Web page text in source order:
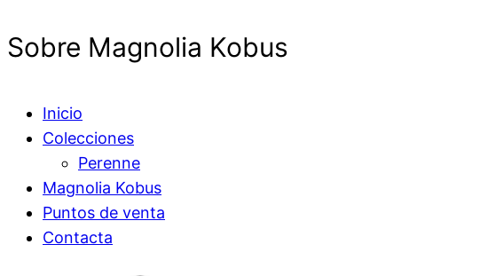
Sobre Magnolia Kobus
Inicio
Colecciones
Perenne
Magnolia Kobus
Puntos de venta
Contacta